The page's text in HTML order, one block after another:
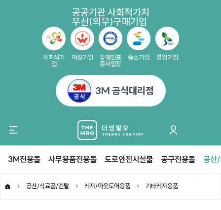
공공기관 사회적가치
우선(의무)구매기업
사회적기
업
여성기업
장애인표
준사업장
중소기업 창업기업
3M 공식대리점
3M전용몰 사무용품전용몰 도로안전시설물 공구전용몰 공산
공산/식료품/렌탈 레져/아웃도어용품 기타레져용품